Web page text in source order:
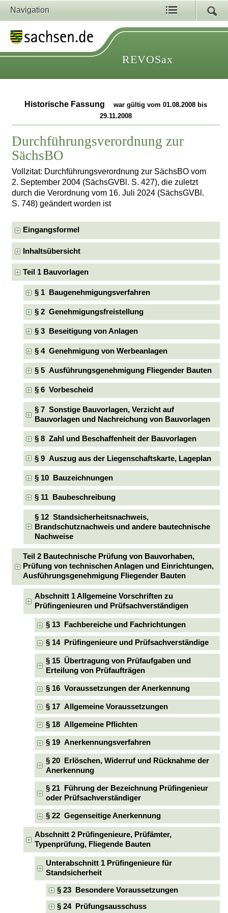
Navigation
REVOSax
Historische Fassung
war gültig vom 01.08.2008 bis
29.11.2008
Durchführungsverordnung zur
SächsBO
Vollzitat: Durchführungsverordnung zur SächsBO vom
2. September 2004 (SächsGVBl. S. 427), die zuletzt
durch die Verordnung vom 16. Juli 2024 (SächsGVBl.
S. 748) geändert worden ist
Eingangsformel
Inhaltsübersicht
Teil 1 Bauvorlagen
§ 1 Baugenehmigungsverfahren
§ 2 Genehmigungsfreistellung
§ 3 Beseitigung von Anlagen
§ 4 Genehmigung von Werbeanlagen
§ 5 Ausführungsgenehmigung Fliegender Bauten
§ 6 Vorbescheid
§ 7 Sonstige Bauvorlagen, Verzicht auf
Bauvorlagen und Nachreichung von Bauvorlagen
§ 8 Zahl und Beschaffenheit der Bauvorlagen
§ 9 Auszug aus der Liegenschaftskarte, Lageplan
§ 10 Bauzeichnungen
§ 11 Baubeschreibung
§ 12 Standsicherheitsnachweis,
Brandschutznachweis und andere bautechnische
Nachweise
Teil 2 Bautechnische Prüfung von Bauvorhaben,
Prüfung von technischen Anlagen und Einrichtungen,
Ausführungsgenehmigung Fliegender Bauten
Abschnitt 1 Allgemeine Vorschriften zu
Prüfingenieuren und Prüfsachverständigen
§ 13 Fachbereiche und Fachrichtungen
§ 14 Prüfingenieure und Prüfsachverständige
§ 15 Übertragung von Prüfaufgaben und
Erteilung von Prüfaufträgen
§ 16 Voraussetzungen der Anerkennung
§ 17 Allgemeine Voraussetzungen
§ 18 Allgemeine Pflichten
§ 19 Anerkennungsverfahren
§ 20 Erlöschen, Widerruf und Rücknahme der
Anerkennung
§ 21 Führung der Bezeichnung Prüfingenieur
oder Prüfsachverständiger
§ 22 Gegenseitige Anerkennung
Abschnitt 2 Prüfingenieure, Prüfämter,
Typenprüfung, Fliegende Bauten
Unterabschnitt 1 Prüfingenieure für
Standsicherheit
§ 23 Besondere Voraussetzungen
§ 24 Prüfungsausschuss